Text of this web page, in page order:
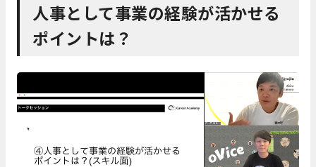
人事として事業の経験が活かせる
ポイントは？